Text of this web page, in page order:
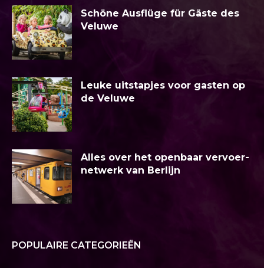
Schöne Ausflüge für Gäste des
Veluwe
Leuke uitstapjes voor gasten op
de Veluwe
Alles over het openbaar vervoer-
netwerk van Berlijn
POPULAIRE CATEGORIEËN